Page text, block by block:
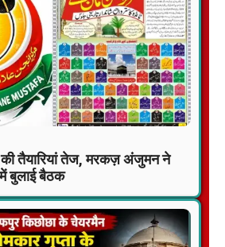
तैयारियां तेज, मरकज़ अंजुमन ने
बुलाई बैठक